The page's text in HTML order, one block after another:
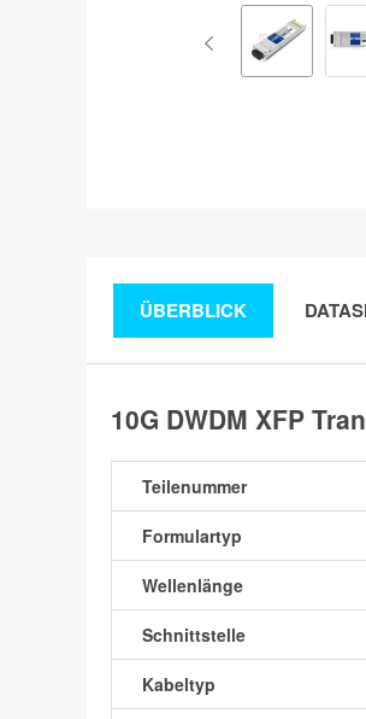
ÜBERBLICK
10G DWDM XFP
Teilenummer
Formulartyp
Wellenlänge
Schnittstelle
Kabeltyp